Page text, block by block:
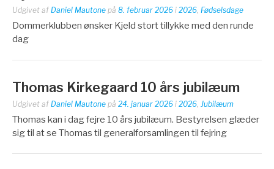
Udgivet af Daniel Mautone på 8. februar 2026 i 2026, Fødselsdage
Dommerklubben ønsker Kjeld stort tillykke med den runde
dag
Thomas Kirkegaard 10 års jubilæum
Udgivet af Daniel Mautone på 24. januar 2026 i 2026 Jubilæum
Thomas kan i dag fejre 10 års jubilæum. Bestyrelsen glæder
sig til at se Thomas til generalforsamlingen til fejring